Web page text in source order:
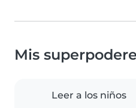
Mis
Leer a los niños